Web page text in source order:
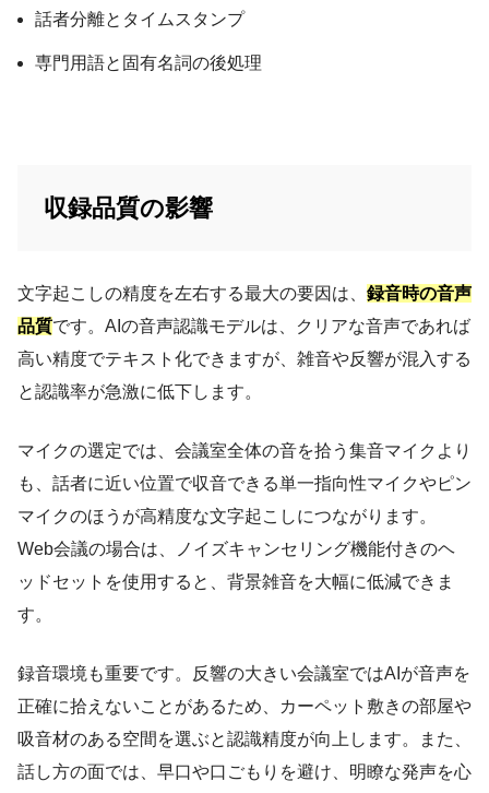
話者分離とタイムスタンプ
専門用語と固有名詞の後処理
収録品質の影響
文字起こしの精度を左右する最大の要因は、 録音時の音声
品質です。AIの音声認識モデルは、クリアな音声であれば
高い精度でテキスト化できますが、雑音や反響が混入する
と認識率が急激に低下します。
マイクの選定では、会議室全体の音を拾う集音マイクより
も、話者に近い位置で収音できる単一指向性マイクやピン
マイクのほうが高精度な文字起こしにつながります。
Web会議の場合は、ノイズキャンセリング機能付きのヘ
ッドセットを使用すると、背景雑音を大幅に低減できま
す。
録音環境も重要です。反響の大きい会議室ではAIが音声を
正確に拾えないことがあるため、カーペット敷きの部屋や
吸音材のある空間を選ぶと認識精度が向上します。また、
話し方の面では、早口や口ごもりを避け、明瞭な発声を心